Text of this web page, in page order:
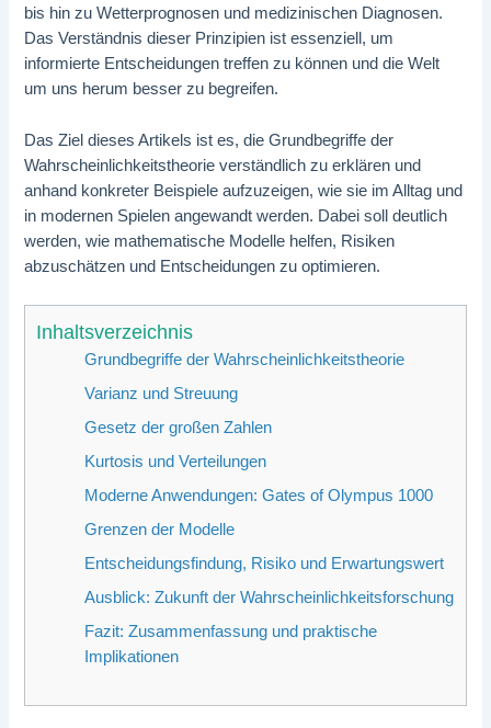
bis hin zu Wetterprognosen und medizinischen Diagnosen.
Das Verständnis dieser Prinzipien ist essenziell, um
informierte Entscheidungen treffen zu können und die Welt
um uns herum besser zu begreifen.
Das Ziel dieses Artikels ist es, die Grundbegriffe der
Wahrscheinlichkeitstheorie verständlich zu erklären und
anhand konkreter Beispiele aufzuzeigen, wie sie im Alltag und
in modernen Spielen angewandt werden. Dabei soll deutlich
werden, wie mathematische Modelle helfen, Risiken
abzuschätzen und Entscheidungen zu optimieren.
Inhaltsverzeichnis
Grundbegriffe der Wahrscheinlichkeitstheorie
Varianz und Streuung
Gesetz der großen Zahlen
Kurtosis und Verteilungen
Moderne Anwendungen: Gates of Olympus 1000
Grenzen der Modelle
Entscheidungsfindung, Risiko und Erwartungswert
Ausblick: Zukunft der Wahrscheinlichkeitsforschung
Fazit: Zusammenfassung und praktische
Implikationen